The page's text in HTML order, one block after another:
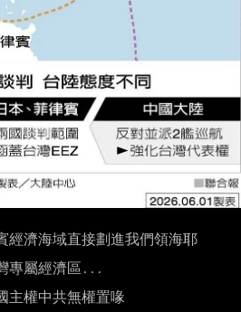
經濟海域直接劃進我們領海耶
專屬經濟區...
主權中共無權置喙